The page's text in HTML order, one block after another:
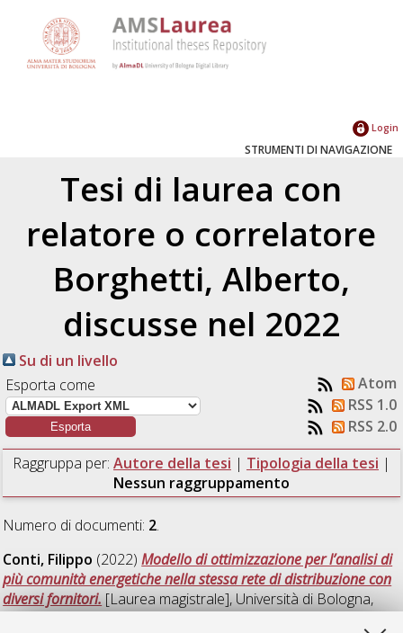
Login
STRUMENTI DI NAVIGAZIONE
Tesi di laurea con
relatore o correlatore
Borghetti, Alberto,
discusse nel 2022
Su di un livello
Esporta come
Atom
RSS 1.0
RSS 2.0
Raggruppa per: Autore della tesi | Tipologia della tesi |
Nessun raggruppamento
Numero di documenti: 2.
Conti, Filippo (2022)Modello di ottimizzazione per l’analisi di
più comunità energetiche nella stessa rete di distribuzione con
diversi fornitori.[Laurea magistrale], Università di Bologna,
Corso di Studio inIngegneria dell’energia elettrica [LM-